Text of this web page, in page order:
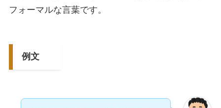
フォーマルな言葉です。
例文